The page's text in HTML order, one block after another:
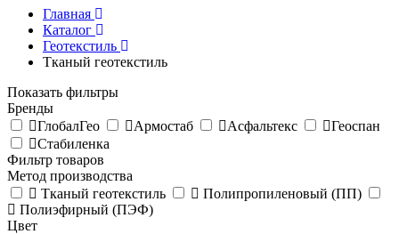
Главная
Каталог
Геотекстиль
Тканый геотекстиль
Показать фильтры
Бренды
ГлобалГео
Армостаб Асфальтекс
Геоспан
Стабиленка
Фильтр товаров
Метод производства
Тканый геотекстиль
Полипропиленовый (ПП)
Полиэфирный (ПЭФ)
Цвет